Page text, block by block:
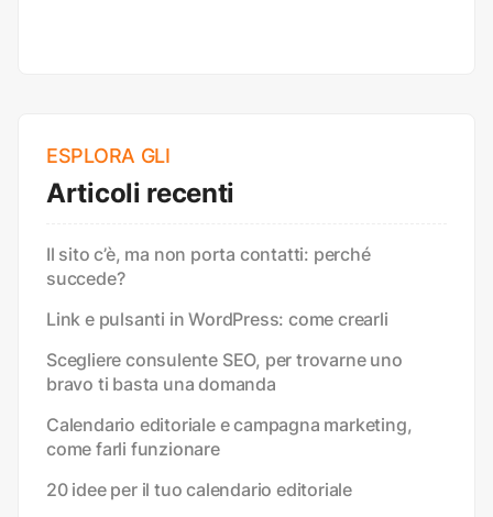
ESPLORA GLI
Articoli recenti
Il sito c’è, ma non porta contatti: perché
succede?
Link e pulsanti in WordPress: come crearli
Scegliere consulente SEO, per trovarne uno
bravo ti basta una domanda
Calendario editoriale e campagna marketing,
come farli funzionare
20 idee per il tuo calendario editoriale